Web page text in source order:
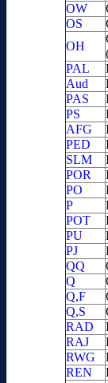
OW
OS
OH
PAL
Aud
PAS
PS
AFG
PED
SLM
POR
PO
P
POT
PU
PJ
QQ
Q
Q,F
Q,S
RAD
RAJ
RWG
REN